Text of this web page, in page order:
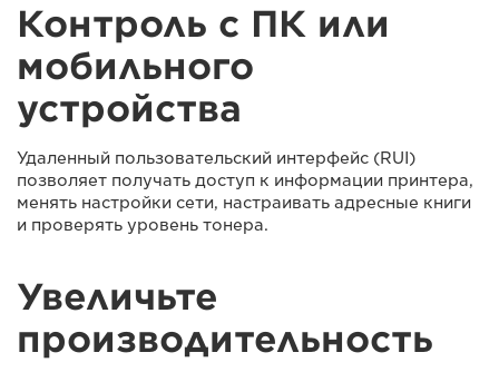
Контроль с ПК или
мобильного
устройства
Удаленный пользовательский интерфейс (RUI)
позволяет получать доступ к информации принтера,
менять настройки сети, настраивать адресные книги
и проверять уровень тонера.
Увеличьте
производительность